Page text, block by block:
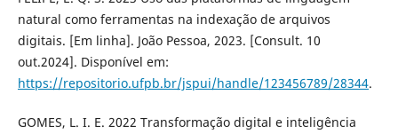
natural como ferramentas na indexação de arquivos
digitais. [Em linha]. João Pessoa, 2023. [Consult. 10
out.2024]. Disponível em:
https://repositorio.ufpb.br/jspui/handle/123456789/28344.
GOMES, L. I. E. 2022 Transformação digital e inteligência